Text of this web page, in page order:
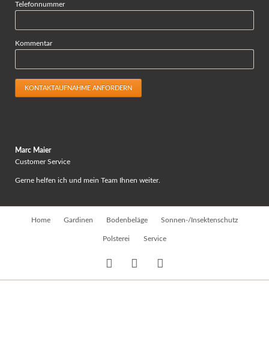
Telefonnummer
Kommentar
KONTAKTAUFNAHME ANFORDERN
Marc Maier
Customer Service
Gerne helfen ich und mein Team Ihnen weiter.
Home Gardinen Bodenbeläge Sonnen-/Insektenschutz
Polsterei Service